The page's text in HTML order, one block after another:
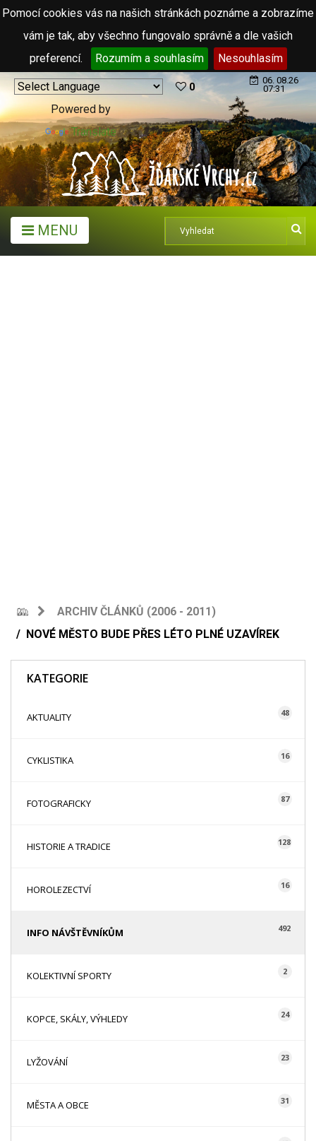
Pomocí cookies vás na našich stránkách poznáme a zobrazíme
vám je tak, aby všechno fungovalo správně a dle vašich
preferencí.
Rozumím a souhlasím Nesouhlasím
Powered by
Translate
0
06. 08.26
07:31
MENU
ARCHIV ČLÁNKŮ (2006 - 2011)
NOVÉ MĚSTO BUDE PŘES LÉTO PLNÉ UZAVÍREK
KATEGORIE
AKTUALITY 48
CYKLISTIKA 16
FOTOGRAFICKY 87
HISTORIE A TRADICE 128
HOROLEZECTVÍ 16
INFO NÁVŠTĚVNÍKŮM 492
KOLEKTIVNÍ SPORTY 2
KOPCE, SKÁLY, VÝHLEDY 24
LYŽOVÁNÍ 23
MĚSTA A OBCE 31